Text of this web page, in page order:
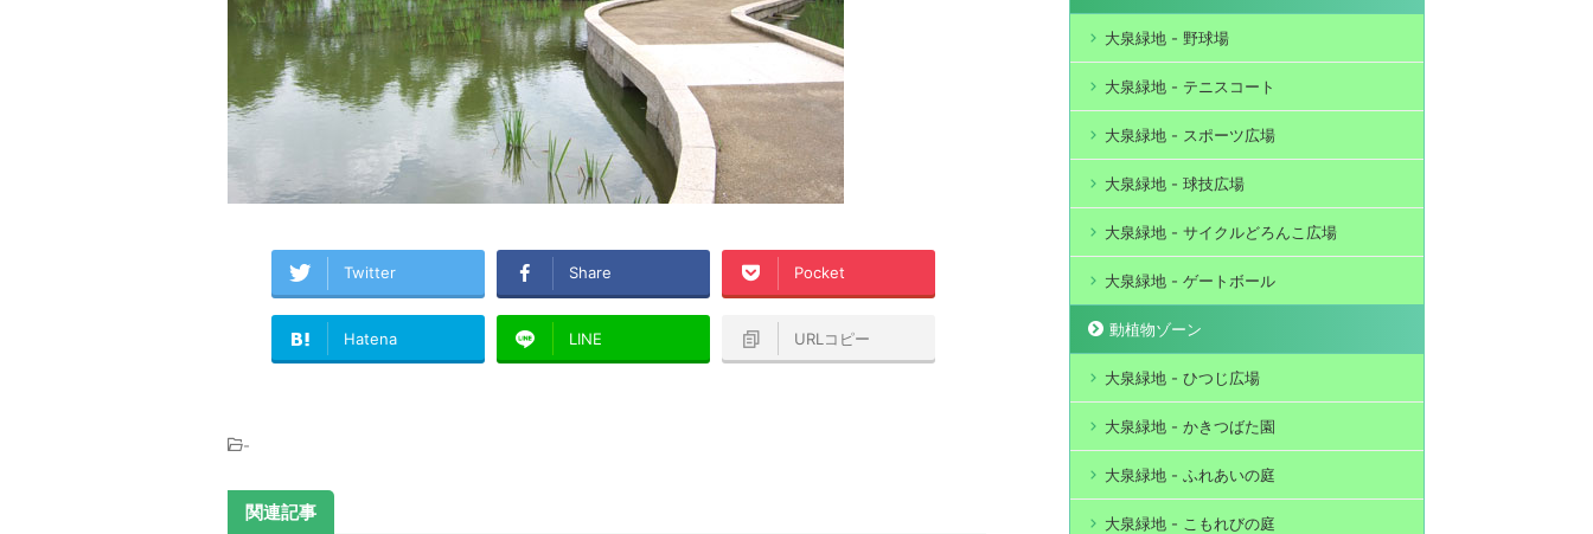
Twitter Share Pocket
Hatena LINE URLコピー
-
関連記事
大泉緑地 - 野球場
大泉緑地 - テニスコート
大泉緑地 - スポーツ広場
大泉緑地 - 球技広場
大泉緑地 - サイクルどろんこ広場
大泉緑地 - ゲートボール
動植物ゾーン
大泉緑地 - ひつじ広場
大泉緑地 - かきつばた園
大泉緑地 - ふれあいの庭
大泉緑地 - こもれびの庭